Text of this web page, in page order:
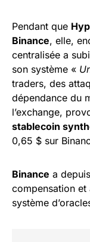
Pendant que
Binance, elle,
centralisée a
son système «
traders, des
dépendance du
l’exchange,
stablecoin
0,65 $ sur
Binance a
compensation
système